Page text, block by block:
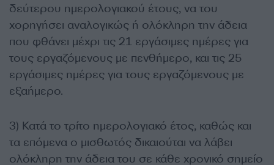
δεύτερου ημερολογιακού έτους, να του
χορηγήσει αναλογικώς ή ολόκληρη την άδεια
που φθάνει μέχρι τις 21 εργάσιμες ημέρες για
τους εργαζόμενους με πενθήμερο, και τις 25
εργάσιμες ημέρες για τους εργαζόμενους με
εξαήμερο.
3) Κατά το τρίτο ημερολογιακό έτος, καθώς και
τα επόμενα ο μισθωτός δικαιούται να λάβει
ολόκληρη την άδεια του σε κάθε χρονικό σημείο